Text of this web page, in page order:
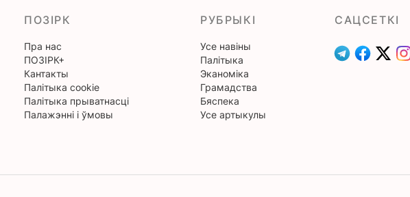
ПОЗІРК
Пра нас
ПОЗІРК+
Кантакты
Палітыка cookie
Палітыка прыватнасці
Палажэнні і ўмовы
РУБРЫКІ
Усе навіны
Палітыка
Эканоміка
Грамадства
Бяспека
Усе артыкулы
САЦСЕТКІ